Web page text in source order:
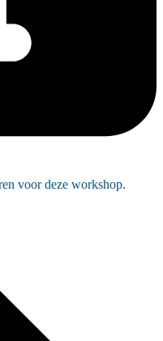
voor deze workshop.